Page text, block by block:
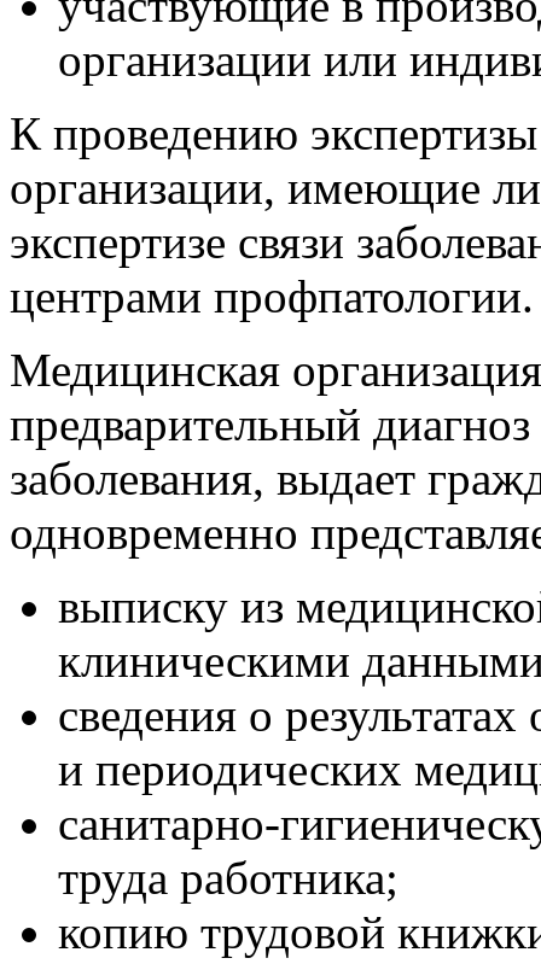
организации или
К проведению
организации, имеющие
экспертизе связи
центрами профпатологии.
Медицинская
предварительный
заболевания, выдает
одновременно
выписку из
клиническими
сведения о
и периодических
санитарно-
труда работника;
копию трудовой